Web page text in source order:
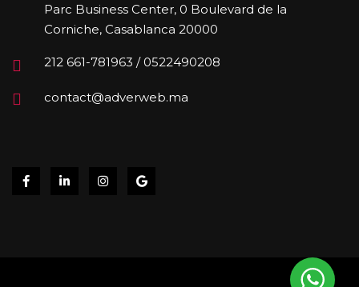
Parc Business Center, 0 Boulevard de la
Corniche, Casablanca 20000
212 661-781963 / 0522490208
contact@adverweb.ma